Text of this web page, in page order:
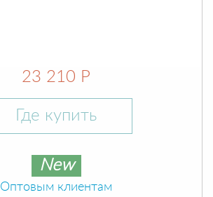
23 210 Р
Где купить
New
Оптовым клиентам